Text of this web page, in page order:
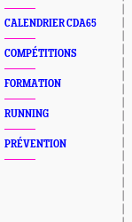
CALENDRIER CDA65
COMPÉTITIONS
FORMATION
RUNNING
PRÉVENTION